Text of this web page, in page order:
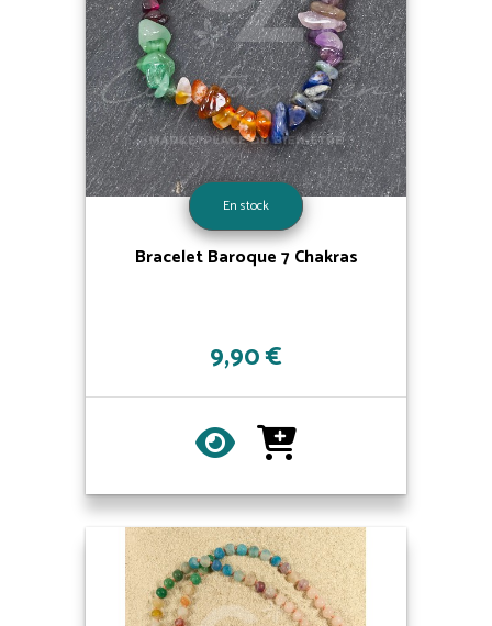
En stock
Bracelet Baroque 7 Chakras
9,90 €